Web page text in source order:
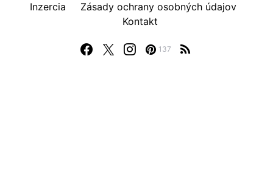
137
Inzercia
Zásady ochrany osobných údajov
Kontakt